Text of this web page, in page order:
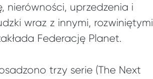
nierówności, uprzedzenia i
wraz z innymi, rozwiniętymi
Federację Planet.
trzy serie (The Next